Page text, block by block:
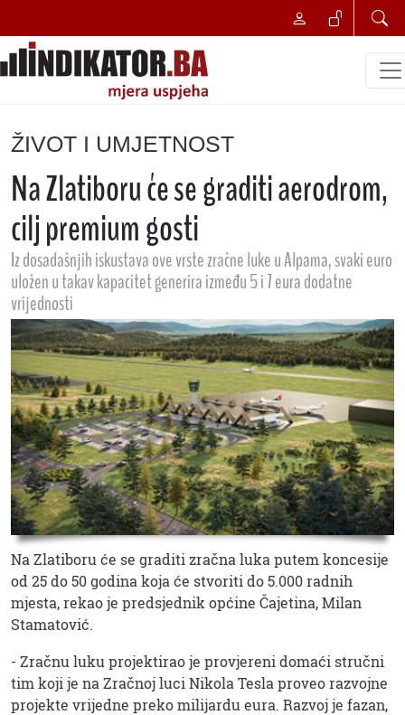
ŽIVOT I UMJETNOST
Na Zlatiboru će se graditi aerodrom,
cilj premium gosti
Iz dosadašnjih iskustava ove vrste zračne luke u Alpama, svaki euro
uložen u takav kapacitet generira između 5 i 7 eura dodatne
vrijednosti
Na Zlatiboru će se graditi zračna luka putem koncesije
od 25 do 50 godina koja će stvoriti do 5.000 radnih
mjesta, rekao je predsjednik općine Čajetina, Milan
Stamatović.
- Zračnu luku projektirao je provjereni domaći stručni
tim koji je na Zračnoj luci Nikola Tesla proveo razvojne
projekte vrijedne preko milijardu eura. Razvoj je fazan,